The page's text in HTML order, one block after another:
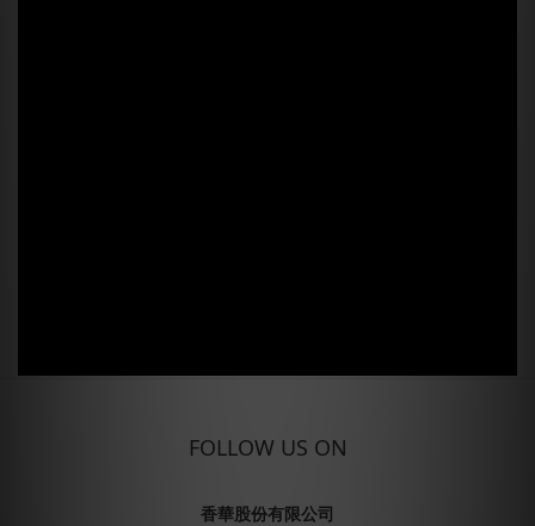
FOLLOW US ON
香華股份有限公司